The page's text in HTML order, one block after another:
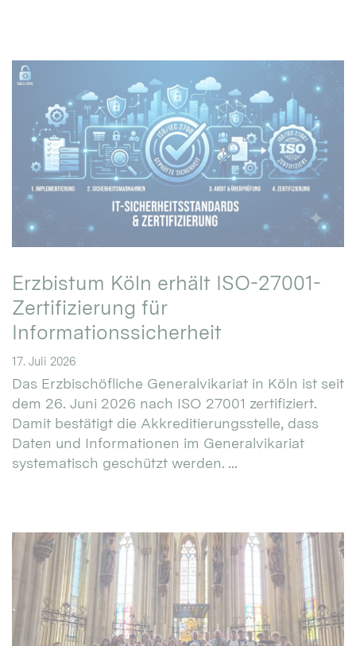
Erzbistum Köln erhält ISO-27001-
Zertifizierung für
Informationssicherheit
17. Juli 2026
Das Erzbischöfliche Generalvikariat in Köln ist seit
dem 26. Juni 2026 nach ISO 27001 zertifiziert.
Damit bestätigt die Akkreditierungsstelle, dass
Daten und Informationen im Generalvikariat
systematisch geschützt werden. ...